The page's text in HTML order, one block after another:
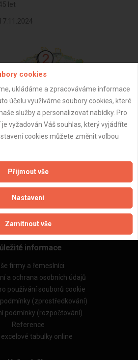
let
17.11.2024
portálu ARES dne 17.11.2024 16:44:34
informace
firmy a řemeslníci
a ochrana osobních údajů
používání souborů cookie
(zprostředkování)
podmínky (rozpočtování)
Reference
excelové tabulky online
cookies
ukládáme a zpracováváme informace
účelu využíváme soubory cookies, které
služby a personalizovat nabídky. Pro
vyžadován Váš souhlas, který vyjádříte
cookies můžete změnit volbou
Přijmout vše
Nastavení
Zamítnout vše